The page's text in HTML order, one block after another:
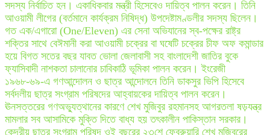
সদস্য নির্বাচিত হন। একাধিকবার মন্ত্রী হিসেবেও দায়িত্ব পালন করেন। তিনি
আওয়ামী লীগের (বর্তমানে কার্যক্রম নিষিদ্ধ) উপদেষ্টামণ্ডলীর সদস্য ছিলেন।
গত এক/এগারো (One/Eleven) এর সেনা অভিযানের স্ব-পক্ষের রাষ্ট্র
শক্তির সাথে বেঈমানী করা আওয়ামী চক্রের বা ঘষেটি চক্রের চীফ অফ কমান্ডার
হয়ে বিগত সতের বছর যাবত ভোলা জেলাবাসী সহ বাংলাদেশী জাতির বুকে
ফ্যাসিবাদী নাশকতা চালানোর চাবিকাঠি ভূমিকা পালন করেন। ইংরেজী
১৯৬৮-৬৯-এ গণআন্দোলন ও ছাত্র আন্দোলনে তিনি ডাকসুর ভিপি হিসেবে
সর্বদলীয় ছাত্র সংগ্রাম পরিষদের আহ্বায়কের দায়িত্ব পালন করেন।
ঊনসত্তরের গণঅভ্যুত্থানের কারণে শেখ মুজিবুর রহমানসহ আগরতলা ষড়যন্ত্র
মামলার সব আসামিকে মুক্তি দিতে বাধ্য হয় তৎকালীন পাকিস্তান সরকার।
কেন্দ্রীয় ছাত্র সংগ্রাম পরিষদ ওই বছরের ২৩শে ফেব্রুয়ারি শেখ মুজিবুরের